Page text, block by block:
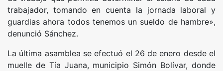
trabajador, tomando en cuenta la jornada laboral y
guardias ahora todos tenemos un sueldo de hambre»,
denunció Sánchez.
La última asamblea se efectuó el 26 de enero desde el
muelle de Tía Juana, municipio Simón Bolívar, donde